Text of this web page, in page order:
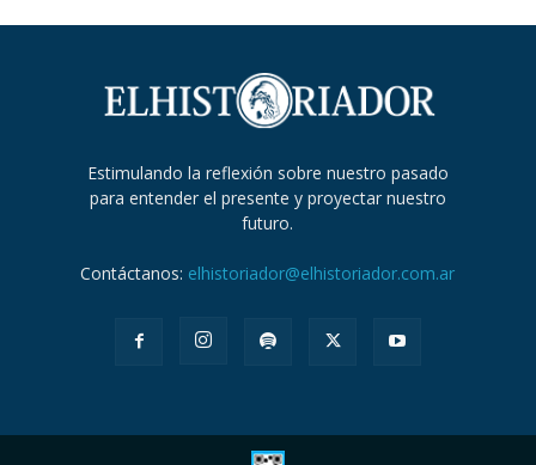
Estimulando la reflexión sobre nuestro pasado
para entender el presente y proyectar nuestro
futuro.
Contáctanos: elhistoriador@elhistoriador.com.ar